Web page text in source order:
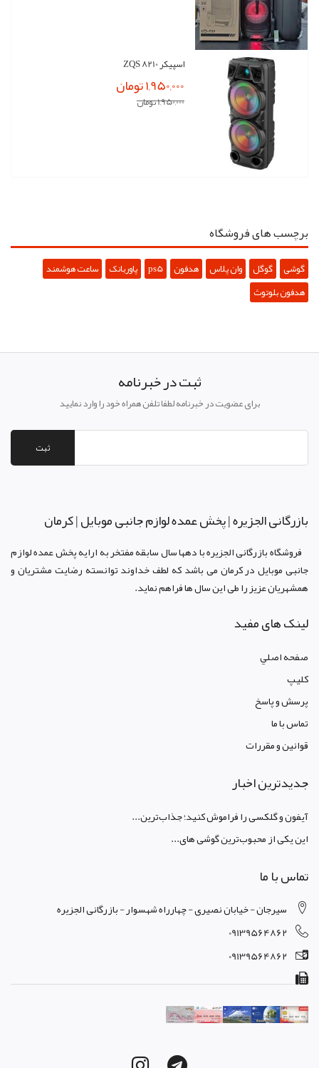
اسپیکر ZQS 8210
1,950,000 تومان
1,950,000 تومان
برچسب های فروشگاه
گوشی گوگل وان پلاس هدفون ps5 پاوربانک ساعت هوشمند
هدفون بلوتوث
ثبت در خبرنامه
برای عضویت در خبرنامه لطفا تلفن همراه خود را وارد نمایید
ثبت
بازرگانی الجزيره | پخش عمده لوازم جانبی موبایل | کرمان
فروشگاه بازرگانی الجزيره با دهها سال سابقه مفتخر به ارايه پخش عمده لوازم
جانبی موبایل در کرمان می باشد که لطف خداوند توانسته رضايت مشتريان و
همشهريان عزيز را طی اين سال ها فراهم نمايد.
لینک های مفید
صفحه اصلي
کليپ
پرسش و پاسخ
تماس با ما
قوانين و مقررات
جدیدترین اخبار
آیفون و گلکسی را فراموش کنید؛ جذاب‌ترین...
این یکی از محبوب‌ترین گوشی های...
تماس با ما
سیرجان - خیابان نصیری - چهارراه شهسوار - بازرگانی الجزیره
09139564862
09139564862